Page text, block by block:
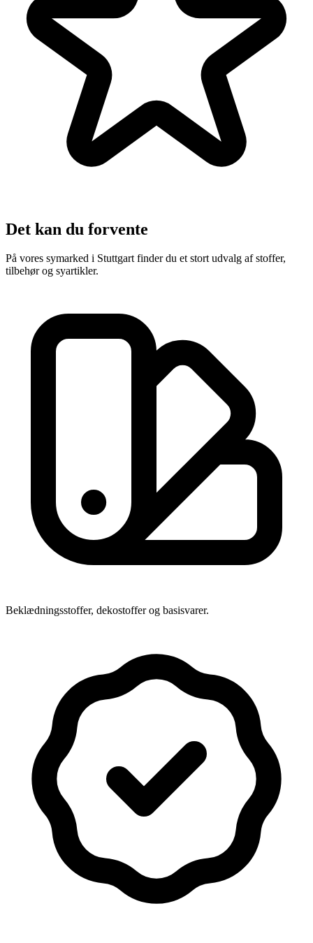
Det kan du forvente
På vores symarked i Stuttgart finder du et stort udvalg af stoffer,
tilbehør og syartikler.
Beklædningsstoffer, dekostoffer og basisvarer.